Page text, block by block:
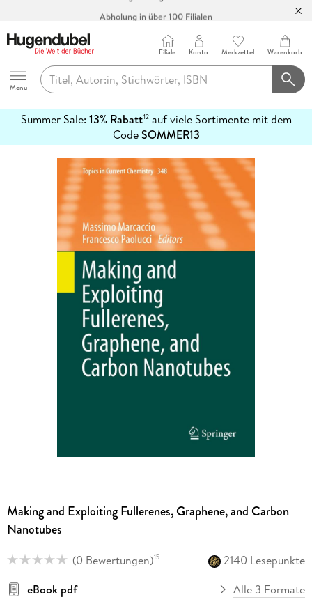
Hugendubel
Menu
Filiale Konto Merkzettel Warenkorb
Summer Sale: 13% Rabatt12auf viele Sortimente mit dem
CodeSOMMER13
erfahren
Making and Exploiting Fullerenes, Graphene, and Carbon
Nanotubes
(0 Bewertungen)15
2140 Lesepunkte
eBook pdf
Alle 3 Formate